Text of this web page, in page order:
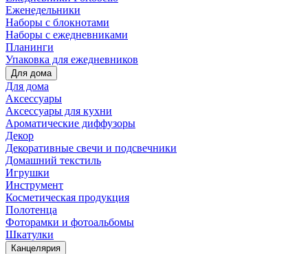
Еженедельники
Наборы с блокнотами
Наборы с ежедневниками
Планинги
Упаковка для ежедневников
Для дома
Для дома
Аксессуары
Аксессуары для кухни
Ароматические диффузоры
Декор
Декоративные свечи и подсвечники
Домашний текстиль
Игрушки
Инструмент
Косметическая продукция
Полотенца
Фоторамки и фотоальбомы
Шкатулки
Канцелярия